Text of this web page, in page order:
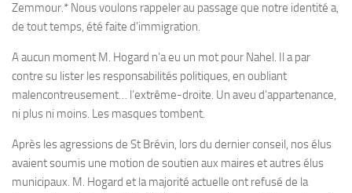
Zemmour.* Nous voulons rappeler au passage que notre identité a,
de tout temps, été faite d’immigration.
A aucun moment M. Hogard n’a eu un mot pour Nahel. Il a par
contre su lister les responsabilités politiques, en oubliant
malencontreusement… l’extrême-droite. Un aveu d’appartenance,
ni plus ni moins. Les masques tombent.
Après les agressions de St Brévin, lors du dernier conseil, nos élus
avaient soumis une motion de soutien aux maires et autres élus
municipaux. M. Hogard et la majorité actuelle ont refusé de la